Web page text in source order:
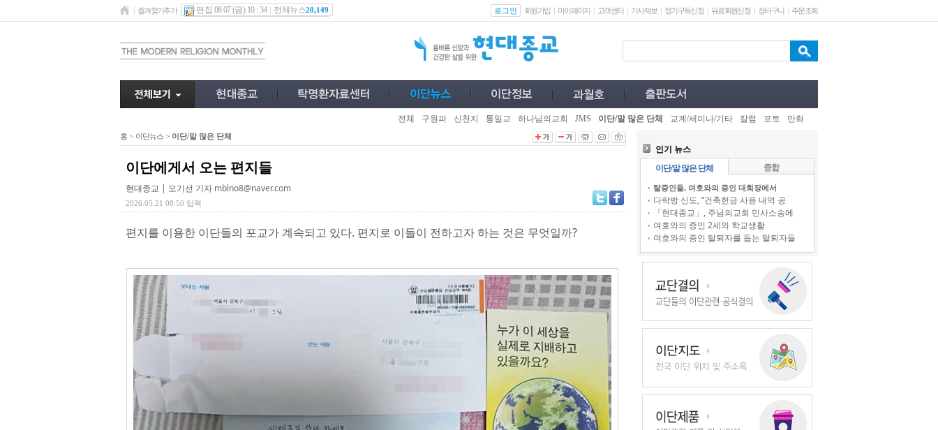
즐겨찾기추가 편집 08.07 (금) 10 : 34 전체뉴스20,149 로그인 회원가입 마이페이지 고객센터 기사제보 정기구독신청 유료회원신청 장바구니 주문조회
전체 구원파 신천지 통일교 하나님의교회 JMS 이단/말 많은 단체 교계/세미나/기타 칼럼 포토 만화
홈 > 이단뉴스 > 이단/말 많은 단체
이단에게서 오는 편지들
현대종교 | 오기선 기자 mblno8@naver.com
2026.05.21 08:50 입력
편지를 이용한 이단들의 포교가 계속되고 있다. 편지로 이들이 전하고자 하는 것은 무엇일까?
인기 뉴스
이단/말 많은 단체
종합
탈증인들, 여호와의 증인 대회장에서
다락방 신도, “건축헌금 사용 내역 공
「현대종교」, 주님의교회 민사소송에
여호와의 증인 2세와 학교생활
여호와의 증인 탈퇴자를 돕는 탈퇴자들